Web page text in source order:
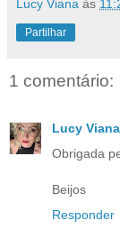
Lucy Viana às
Partilhar
1 comentário:
Lucy Viana
Obrigada
Beijos
Responder